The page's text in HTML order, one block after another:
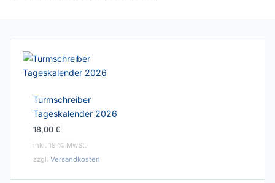
Turmschreiber
Tageskalender 2026
18,00 €
inkl. 19 % MwSt.
zzgl. Versandkosten